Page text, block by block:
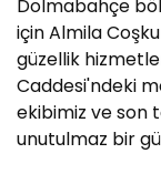
Dolmabahçe
için Almila
güzellik
Caddesi'ndeki
ekibimiz ve son
unutulmaz bir